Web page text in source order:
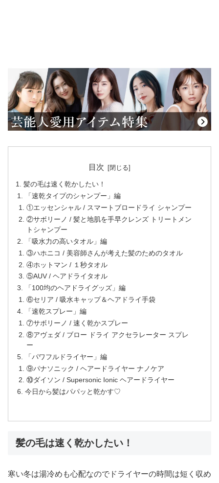
目次
髪の毛は速く乾かしたい！
「速乾タイプのシャンプー」編
①エッセンシャル / スマートブロードライ シャンプー
②サボリーノ / 髪と地肌を手早クレンズ トリートメン
トシャンプー
「吸水力の高いタオル」編
③ハホニコ / 美容師さんが考えた髪のためのタオル
④ホットマン / １秒タオル
⑤AUV / ヘアドライタオル
「100均のヘアドライグッズ」編
⑥セリア / 吸水キャップ＆ヘアドライ手袋
「速乾スプレー」編
⑦サボリーノ / 速く乾かスプレー
⑧アヴェダ / ブロー ドライ アクセラレーター スプレ
ー
「パワフルドライヤー」編
⑨パナソニック / ヘアードライヤー ナノケア
⑩ダイソン / Supersonic Ionic ヘアードライヤー
今日から髪はパパッと乾かす♡
髪の毛は速く乾かしたい！
寒い冬は湯冷めも心配なのでドライヤーの時間は短く収め